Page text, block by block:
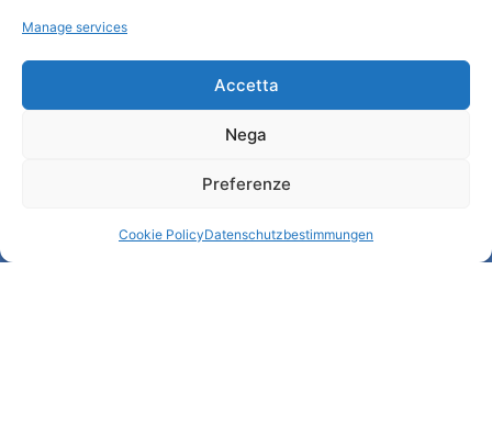
Manage services
Accetta
Nega
Preferenze
Cookie PolicyDatenschutzbestimmungen
Cookie Policy (UE)
Nützliche Dienstleistungen